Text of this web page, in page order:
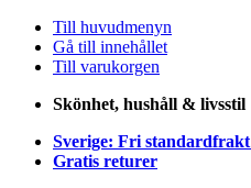
Till huvudmenyn
Gå till innehållet
Till varukorgen
Skönhet, hushåll & livsstil
Sverige: Fri standardfrakt
Gratis returer